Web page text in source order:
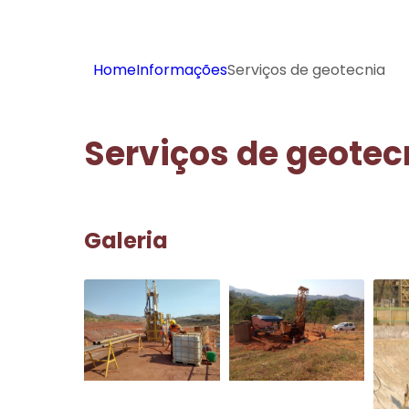
HomeInformaçõesServiços de geotecnia
Serviços de
Galeria